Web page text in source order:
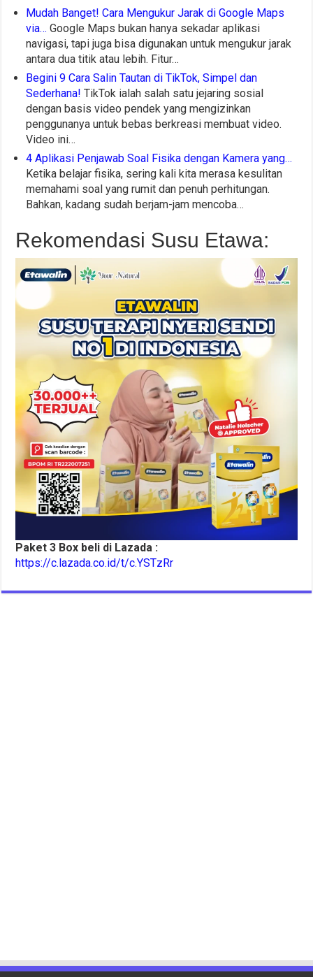
Mudah Banget! Cara Mengukur Jarak di Google Maps
via… Google Maps bukan hanya sekadar aplikasi
navigasi, tapi juga bisa digunakan untuk mengukur jarak
antara dua titik atau lebih. Fitur…
Begini 9 Cara Salin Tautan di TikTok, Simpel dan
Sederhana! TikTok ialah salah satu jejaring sosial
dengan basis video pendek yang mengizinkan
penggunanya untuk bebas berkreasi membuat video.
Video ini…
4 Aplikasi Penjawab Soal Fisika dengan Kamera yang…
Ketika belajar fisika, sering kali kita merasa kesulitan
memahami soal yang rumit dan penuh perhitungan.
Bahkan, kadang sudah berjam-jam mencoba…
Rekomendasi Susu Etawa:
Paket 3 Box beli di Lazada :
https://c.lazada.co.id/t/c.YSTzRr